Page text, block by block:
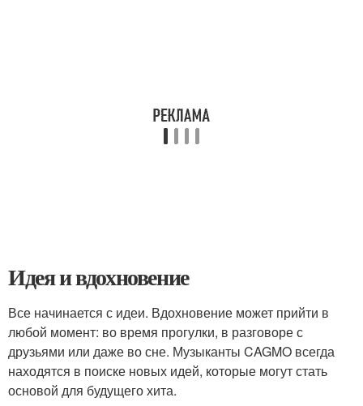
Идея и вдохновение
Все начинается с идеи. Вдохновение может прийти в
любой момент: во время прогулки, в разговоре с
друзьями или даже во сне. Музыканты CAGMO всегда
находятся в поиске новых идей, которые могут стать
основой для будущего хита.